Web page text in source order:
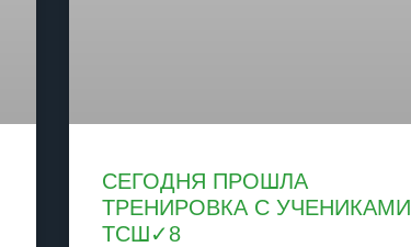
СЕГОДНЯ ПРОШЛА
ТРЕНИРОВКА С УЧЕНИКАМИ
ТСШ✓8